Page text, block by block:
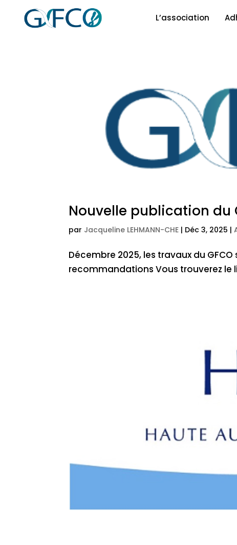
L’association
Nouvelle publication du
par Jacqueline LEHMANN-CHE | Déc 3, 2025 |
Décembre 2025, les travaux du
recommandations Vous trouverez le